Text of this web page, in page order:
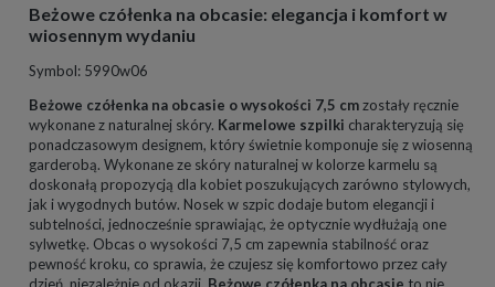
Beżowe czółenka na obcasie: elegancja i komfort w
wiosennym wydaniu
Symbol: 5990w06
Beżowe czółenka na obcasie o wysokości 7,5 cmzostały ręcznie
wykonane z naturalnej skóry. Karmelowe szpilki charakteryzują się
ponadczasowym designem, który świetnie komponuje się z wiosenną
garderobą. Wykonane ze skóry naturalnej w kolorze karmelu są
doskonałą propozycją dla kobiet poszukujących zarówno stylowych,
jak i wygodnych butów. Nosek w szpic dodaje butom elegancji i
subtelności, jednocześnie sprawiając, że optycznie wydłużają one
sylwetkę. Obcas o wysokości 7,5 cm zapewnia stabilność oraz
pewność kroku, co sprawia, że czujesz się komfortowo przez cały
dzień, niezależnie od okazji. Beżowe czółenka na obcasie to nie